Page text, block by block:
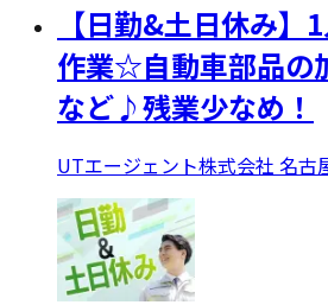
【日勤&土日休み】
作業☆自動車部品の
など♪残業少なめ！
UTエージェント株式会社 名古